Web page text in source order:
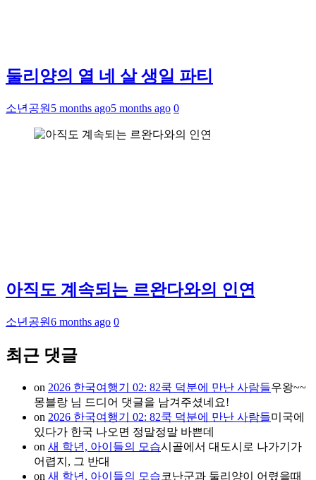
둘리양의 열 네 살 생일 파티
소년공원 5 months ago5 months ago 0
아직도 계속되는 르완다와의 인연
소년공원6 months ago 0
최근 댓글
on 2026 한국여행기 02: 82쿡 덕분에 만난 사람들우왕~~
몽블랑 님 드디어 댓글을 남겨주셨네요!
on 2026 한국여행기 02: 82쿡 덕분에 만난 사람들미국에
있다가 한국 나오면 정말정말 바쁜데
on 새 학년, 아이들의 모습시골에서 대도시로 나가기가
어렵지, 그 반대
on 새 학년, 아이들의 모습코난군과 둘리양이 어렸을때